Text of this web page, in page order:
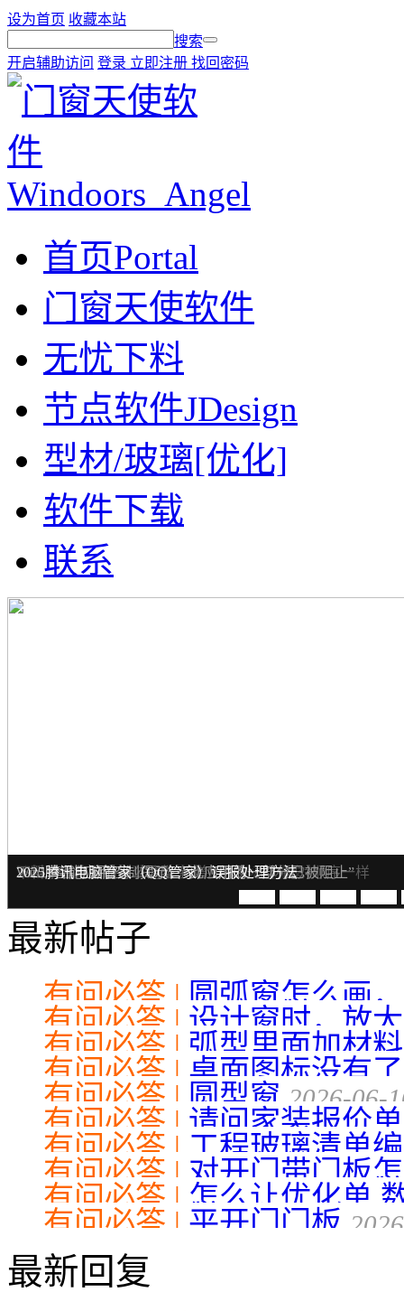
设为首页 收藏本站
搜索
开启辅助访问 登录 立即注册 找回密码
首页Portal
门窗天使软件
无忧下料
节点软件JDesign
型材/玻璃[优化]
软件下载
联系
请问家装报价单怎么添加
工程玻璃清单编辑玻璃表格文字怎么切换中文
下料单名称顺序怎么调整 新增加系列 型材配对顺序一样
Win11智能应用控制提示：“此应用的一部分已被阻止”
2025腾讯电脑管家（QQ管家）误报处理方法
最新帖子
有问必答 | 圆弧窗怎么画
有问必答 | 设计窗时，放
有问必答 | 弧型里面加材
有问必答 | 桌面图标没有
有问必答 | 圆型窗 2026-06-
有问必答 | 请问家装报价
有问必答 | 工程玻璃清单
06-05
有问必答 | 对开门带门板
有问必答 | 怎么让优化单
有问必答 | 平开门门板
最新回复